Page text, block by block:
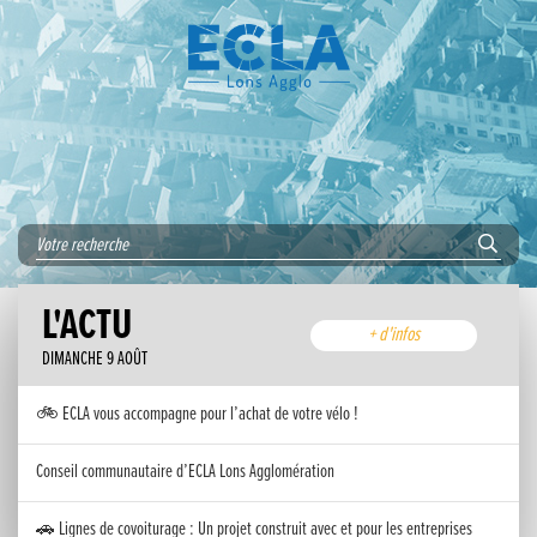
L'ACTU
DIMANCHE 9 AOÛT
+ d'infos
🚲 ECLA vous accompagne pour l’achat de votre vélo !
Conseil communautaire d’ECLA Lons Agglomération
🚗 Lignes de covoiturage : Un projet construit avec et pour les entreprises